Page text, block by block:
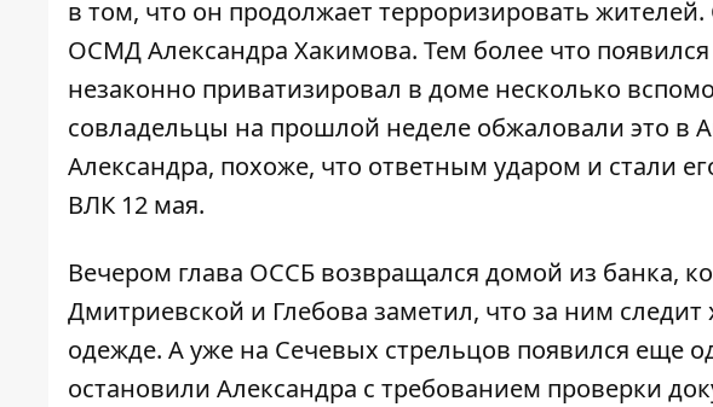
в том, что он продолжает терроризировать жителей.
ОСМД Александра Хакимова. Тем более что
незаконно приватизировал в доме несколько
совладельцы на прошлой неделе обжаловали это в
Александра, похоже, что ответным ударом и стали
ВЛК 12 мая.
Вечером глава ОССБ возвращался домой из банка,
Дмитриевской и Глебова заметил, что за ним
одежде. А уже на Сечевых стрельцов появился еще
остановили Александра с требованием проверки